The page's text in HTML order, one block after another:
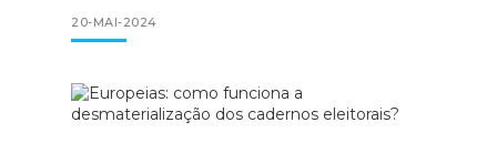
20-MAI-2024